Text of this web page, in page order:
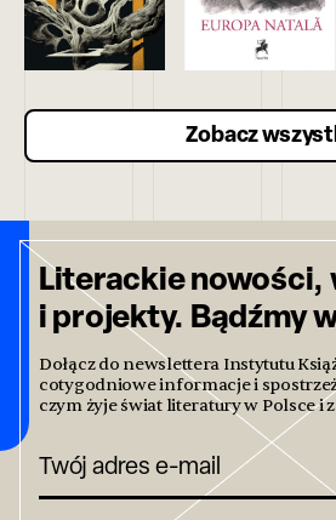
Zobacz
Literackie nowości,
i projekty. Bądźmy
Dołącz do newslettera Instytutu
cotygodniowe informacje i
czym żyje świat literatury w Polsce i